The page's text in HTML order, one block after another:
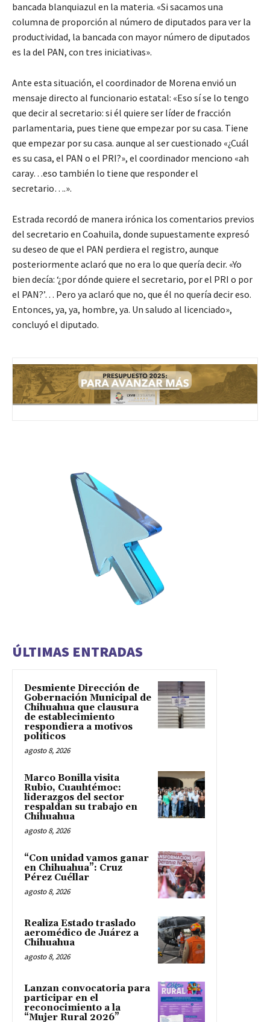
bancada blanquiazul en la materia. «Si sacamos una
columna de proporción al número de diputados para ver la
productividad, la bancada con mayor número de diputados
es la del PAN, con tres iniciativas».
Ante esta situación, el coordinador de Morena envió un
mensaje directo al funcionario estatal: «Eso sí se lo tengo
que decir al secretario: si él quiere ser líder de fracción
parlamentaria, pues tiene que empezar por su casa. Tiene
que empezar por su casa. aunque al ser cuestionado «¿Cuál
es su casa, el PAN o el PRI?», el coordinador menciono «ah
caray…eso también lo tiene que responder el
secretario….».
Estrada recordó de manera irónica los comentarios previos
del secretario en Coahuila, donde supuestamente expresó
su deseo de que el PAN perdiera el registro, aunque
posteriormente aclaró que no era lo que quería decir. «Yo
bien decía: ‘¿por dónde quiere el secretario, por el PRI o por
el PAN?’… Pero ya aclaró que no, que él no quería decir eso.
Entonces, ya, ya, hombre, ya. Un saludo al licenciado»,
concluyó el diputado.
ÚLTIMAS ENTRADAS
Desmiente Dirección de
Gobernación Municipal de
Chihuahua que clausura
de establecimiento
respondiera a motivos
políticos
agosto 8, 2026
Marco Bonilla visita
Rubio, Cuauhtémoc:
liderazgos del sector
respaldan su trabajo en
Chihuahua
agosto 8, 2026
“Con unidad vamos ganar
en Chihuahua”: Cruz
Pérez Cuéllar
agosto 8, 2026
Realiza Estado traslado
aeromédico de Juárez a
Chihuahua
agosto 8, 2026
Lanzan convocatoria para
participar en el
reconocimiento a la
“Mujer Rural 2026”